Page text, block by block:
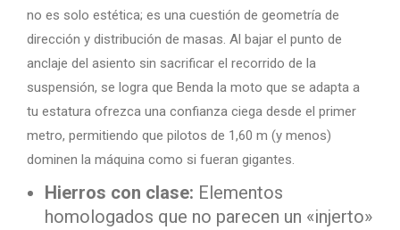
no es solo estética; es una cuestión de geometría de
dirección y distribución de masas. Al bajar el punto de
anclaje del asiento sin sacrificar el recorrido de la
suspensión, se logra que Benda la moto que se adapta a
tu estatura ofrezca una confianza ciega desde el primer
metro, permitiendo que pilotos de 1,60 m (y menos)
dominen la máquina como si fueran gigantes.
Hierros con clase: Elementos
homologados que no parecen un «injerto»